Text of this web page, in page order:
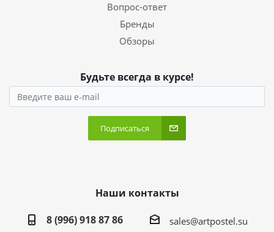
Вопрос-ответ
Бренды
Обзоры
Будьте всегда в курсе!
Подписаться
Наши контакты
8 (996) 918 87 86
sales@artpostel.su